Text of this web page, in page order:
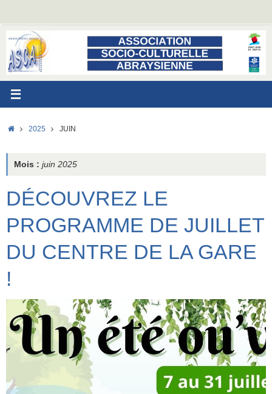
contenu
ACCUEIL
2025 JUIN
Mois : juin 2025
DÉCOUVREZ LE
PROGRAMME DE JUILLET
DU CENTRE DE LA GARE
!